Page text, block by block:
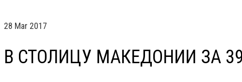
28 Mar 2017
В СТОЛИЦУ МАКЕДОНИИ ЗА